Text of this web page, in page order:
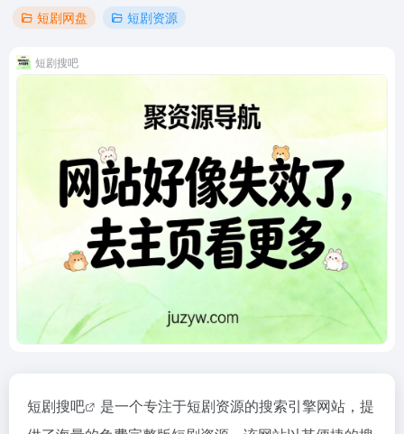
短剧网盘 短剧资源
短剧搜吧
短剧搜吧
是一个专注于短剧资源的搜索引擎网站，提